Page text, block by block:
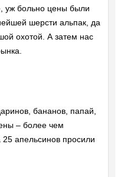
уж больно цены были
шерсти альпак, да
охотой. А затем нас
бананов, папай,
– более чем
апельсинов просили